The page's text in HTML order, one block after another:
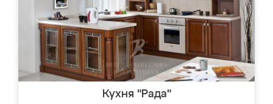
Кухня "Рада"